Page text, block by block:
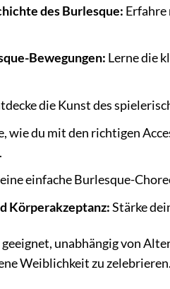
des Burlesque: Erfahre
Bewegungen: Lerne die
die Kunst des
wie du mit den richtigen
einfache Burlesque-
Körperakzeptanz:Stärke
geeignet, unabhängig von
Weiblichkeit zu zelebrieren.